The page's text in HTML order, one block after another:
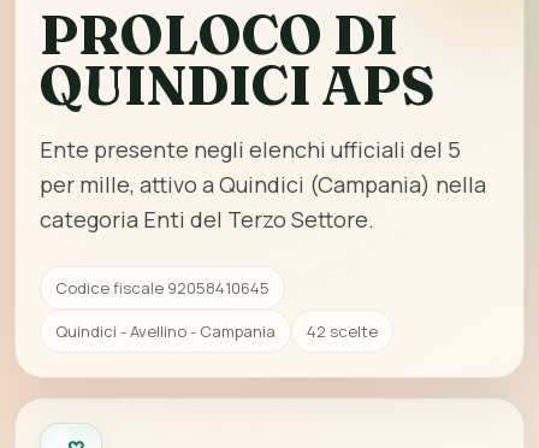
PROLOCO DI
QUINDICI APS
Ente presente negli elenchi ufficiali del 5
per mille, attivo a Quindici (Campania) nella
categoria Enti del Terzo Settore.
Codice fiscale 92058410645
Quindici - Avellino - Campania
42 scelte